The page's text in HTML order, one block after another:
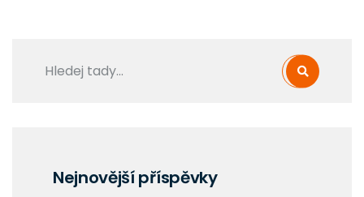
Nejnovější příspěvky